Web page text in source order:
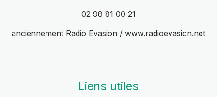
02 98 81 00 21
anciennement Radio Evasion / www.radioevasion.net
Liens utiles